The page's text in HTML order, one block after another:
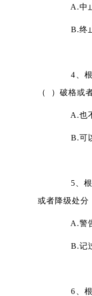
A.中
B.终
4、根据
（ ）破格或
A.也
B.可以
5、根
或者降级处分
A.警告
B.记过
6、根据